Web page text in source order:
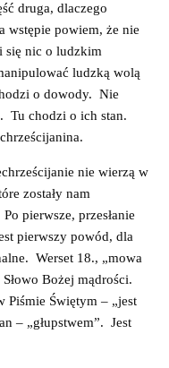
druga, dlaczego
wstępie powiem, że nie
się nic o ludzkim
ludzką wolą
o dowody. Nie
Tu chodzi o ich stan.
nie wierzą w
zostały nam
pierwsze, przesłanie
pierwszy powód, dla
Werset 18., „mowa
Bożej mądrości.
Piśmie Świętym – „jest
– „głupstwem”. Jest